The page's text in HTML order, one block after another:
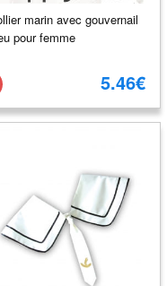
marin avec gouvernail
pour femme
5.46€